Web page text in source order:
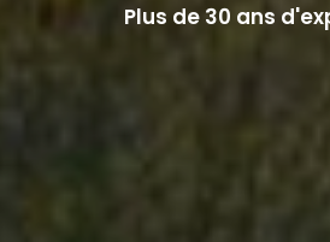
Plus de 30 ans